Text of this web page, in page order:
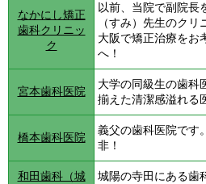
なかにし矯正
歯科クリニッ
ク
以前、当院で副院長
（すみ）先生のクリ
大阪で矯正治療をお
へ！
宮本歯科医院
大学の同級生の歯科
揃えた清潔感溢れる
橋本歯科医院
義父の歯科医院です
非！
和田歯科（城
城陽の寺田にある歯